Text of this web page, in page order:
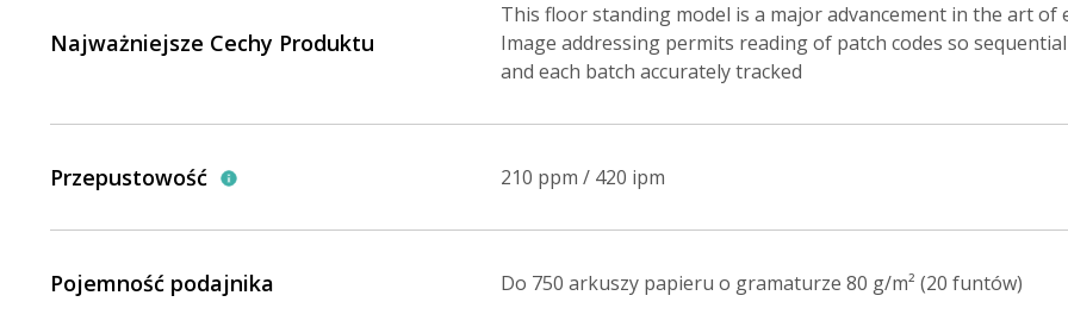
Najważniejsze Cechy Produktu
This floor standing model is a major advancement in the art
Image addressing permits reading of patch codes so
and each batch accurately tracked
Przepustowość 210 ppm / 420 ipm
Pojemność podajnika Do 750 arkuszy papieru o gramaturze 80 g/m² (20 funtów)